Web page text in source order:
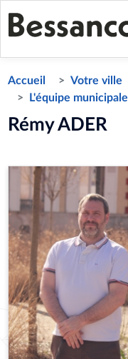
Accueil Votre ville
L'équipe municipale
Rémy ADER